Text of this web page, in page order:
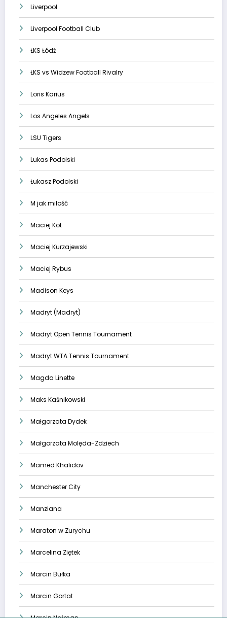
Liverpool
Liverpool Football Club
ŁKS Łódź
ŁKS vs Widzew Football Rivalry
Loris Karius
Los Angeles Angels
LSU Tigers
Lukas Podolski
Łukasz Podolski
M jak miłość
Maciej Kot
Maciej Kurzajewski
Maciej Rybus
Madison Keys
Madryt (Madryt)
Madryt Open Tennis Tournament
Madryt WTA Tennis Tournament
Magda Linette
Maks Kaśnikowski
Małgorzata Dydek
Małgorzata Molęda-Zdziech
Mamed Khalidov
Manchester City
Manziana
Maraton w Zurychu
Marcelina Ziętek
Marcin Bułka
Marcin Gortat